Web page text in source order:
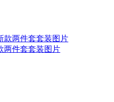
两件套套装图片